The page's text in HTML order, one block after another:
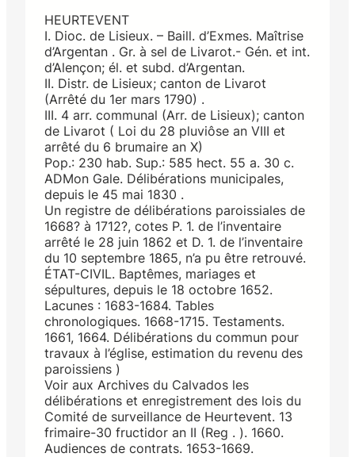
HEURTEVENT
I. Dioc. de Lisieux. – Baill. d’Exmes. Maîtrise
d’Argentan . Gr. à sel de Livarot.- Gén. et int.
d’Alençon; él. et subd. d’Argentan.
II. Distr. de Lisieux; canton de Livarot
(Arrêté du 1er mars 1790) .
III. 4 arr. communal (Arr. de Lisieux); canton
de Livarot ( Loi du 28 pluviôse an VIII et
arrêté du 6 brumaire an X)
Pop.: 230 hab. Sup.: 585 hect. 55 a. 30 c.
ADMon Gale. Délibérations municipales,
depuis le 45 mai 1830 .
Un registre de délibérations paroissiales de
1668? à 1712?, cotes P. 1. de l’inventaire
arrêté le 28 juin 1862 et D. 1. de l’inventaire
du 10 septembre 1865, n’a pu être retrouvé.
ÉTAT-CIVIL. Baptêmes, mariages et
sépultures, depuis le 18 octobre 1652.
Lacunes : 1683-1684. Tables
chronologiques. 1668-1715. Testaments.
1661, 1664. Délibérations du commun pour
travaux à l’église, estimation du revenu des
paroissiens )
Voir aux Archives du Calvados les
délibérations et enregistrement des lois du
Comité de surveillance de Heurtevent. 13
frimaire-30 fructidor an II (Reg . ). 1660.
Audiences de contrats. 1653-1669.